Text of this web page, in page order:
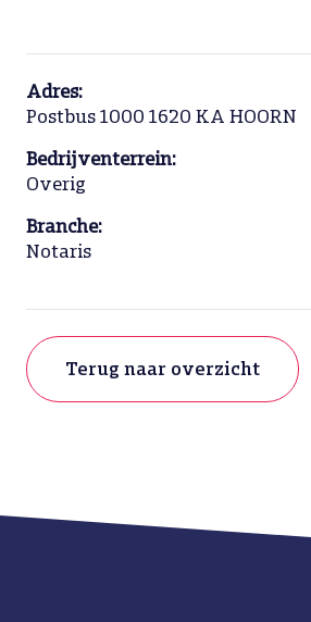
Adres:
Postbus 1000 1620 KA HOORN
Bedrijventerrein:
Overig
Branche:
Notaris
Terug naar overzicht